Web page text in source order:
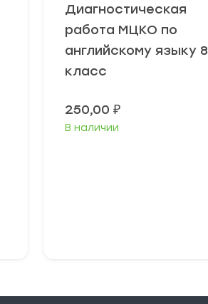
Диагностическая
работа МЦКО по
английскому языку 8
класс
250,00 ₽
В наличии